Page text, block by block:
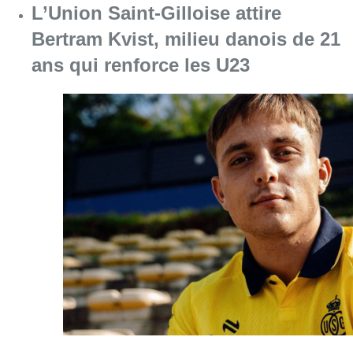
L’Union Saint-Gilloise attire
Bertram Kvist, milieu danois de 21
ans qui renforce les U23